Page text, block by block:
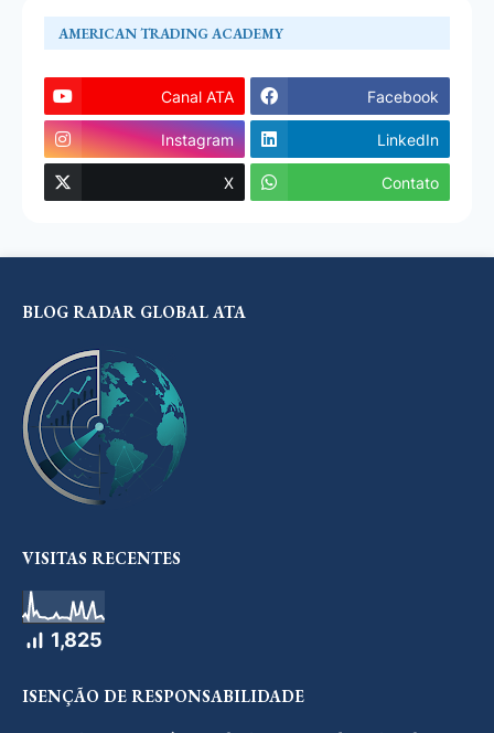
AMERICAN TRADING ACADEMY
Canal ATA Facebook
Instagram LinkedIn
X Contato
BLOG RADAR GLOBAL ATA
VISITAS RECENTES
1,825
ISENÇÃO DE RESPONSABILIDADE